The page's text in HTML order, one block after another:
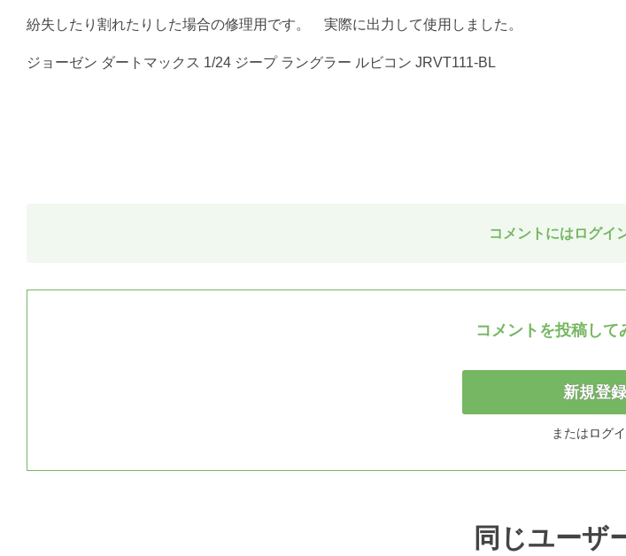
紛失したり割れたりした場合の修理用です。 実際に出力して使用しました。
ジョーゼン ダートマックス 1/24 ジープ ラングラー ルビコン JRVT111-BL
コメントにはログイ
コメントを投稿して
新規登録
またはログ
同じユーザ